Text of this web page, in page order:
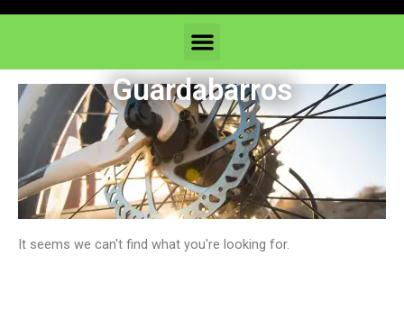
Menu
Guardabarros
It seems we can't find what you're looking for.